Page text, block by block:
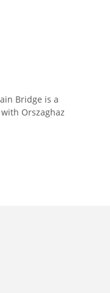
Bridge is a
Orszaghaz